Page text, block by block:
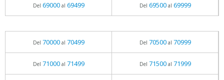
Del 69000al 69499 Del 69500al 69999
Del 70000al 70499 Del 70500al 70999
Del 71000al 71499 Del 71500al 71999